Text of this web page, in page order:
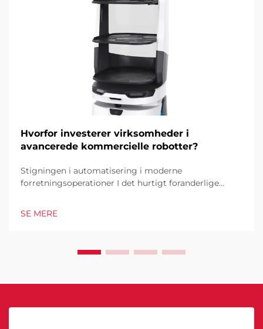
Hvorfor investerer virksomheder i
avancerede kommercielle robotter?
Stigningen i automatisering i moderne
forretningsoperationer I det hurtigt foranderlige
excellence. Disse sofistikerede maskiner
SE MERE